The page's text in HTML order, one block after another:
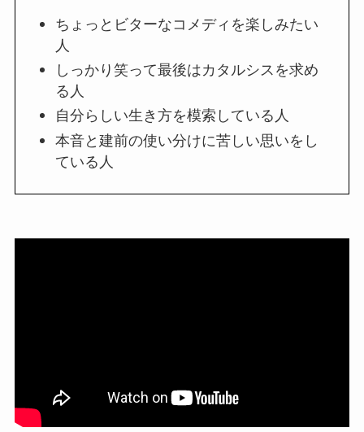
ちょっとビターなコメディを楽しみたい
人
しっかり笑って最後はカタルシスを求め
る人
自分らしい生き方を模索している人
本音と建前の使い分けに苦しい思いをし
ている人